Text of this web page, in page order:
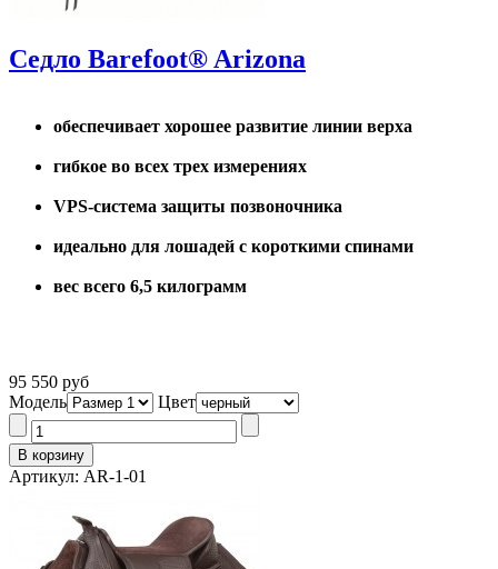
Седло Barefoot® Arizona
обеспечивает хорошее развитие линии верха
гибкое во всех трех измерениях
VPS-система защиты позвоночника
идеально для лошадей с короткими спинами
вес всего 6,5 килограмм
95 550 руб
Модель
Цвет
Артикул: AR-1-01